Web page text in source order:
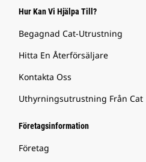
Hur Kan Vi Hjälpa Till?
Begagnad Cat-Utrustning
Hitta En Återförsäljare
Kontakta Oss
Uthyrningsutrustning Från Cat
Företagsinformation
Företag